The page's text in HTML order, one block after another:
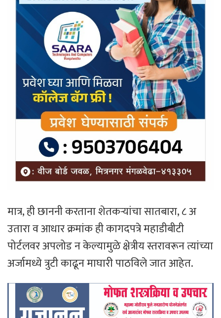
मात्र, ही छाननी करताना शेतकऱ्यांचा सातबारा, ८ अ
उतारा व आधार क्रमांक ही कागदपत्रे महाडीबीटी
पोर्टलवर अपलोड न केल्यामुळे क्षेत्रीय स्तरावरून त्यांच्या
अर्जामध्ये त्रुटी काढून माघारी पाठविले जात आहेत.